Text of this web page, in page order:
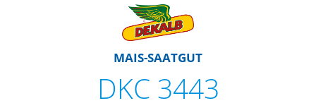
MAIS-SAATGUT
DKC 3443